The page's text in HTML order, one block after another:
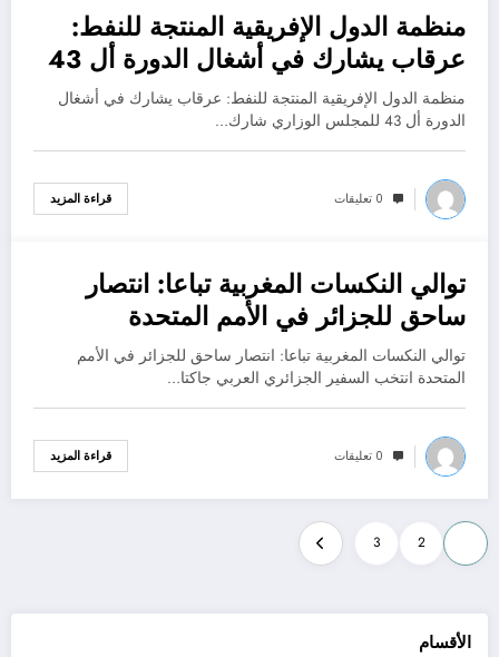
نوفمبر 5, 2022
منظمة الدول الإفريقية المنتجة للنفط:
عرقاب يشارك في أشغال الدورة أل 43
للمجلس الوزاري
منظمة الدول الإفريقية المنتجة للنفط: عرقاب يشارك في أشغال
الدورة أل 43 للمجلس الوزاري شارك…
0 تعليقات قراءة المزيد
نوفمبر 5, 2022
توالي النكسات المغربية تباعا: انتصار
ساحق للجزائر في الأمم المتحدة
توالي النكسات المغربية تباعا: انتصار ساحق للجزائر في الأمم
المتحدة انتخب السفير الجزائري العربي جاكتا…
0 تعليقات قراءة المزيد
Posts
pagination
2
3
الأقسام